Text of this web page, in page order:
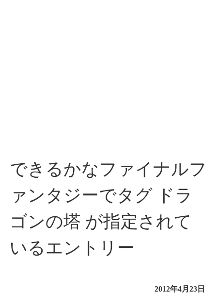
できるかなファイナルフ
ァンタジーでタグ ドラ
ゴンの塔 が指定されて
いるエントリー
2012年4月23日